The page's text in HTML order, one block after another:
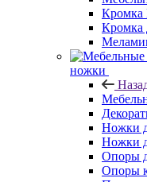
Кромка
ножки
Ножки
Ножки
Опоры
Опоры